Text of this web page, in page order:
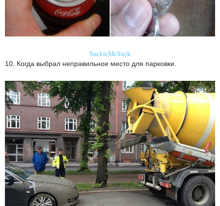
SuckieMcSuck
10. Когда выбрал неправильное место для парковки.